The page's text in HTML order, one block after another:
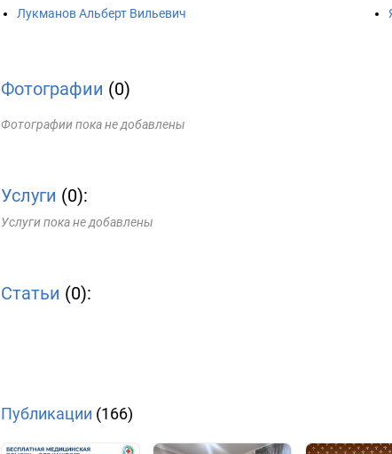
Лукманов Альберт Вильевич
Фотографии (0)
Фотографии пока не добавлены
Услуги (0):
Услуги пока не добавлены
Статьи (0):
Публикации (166)